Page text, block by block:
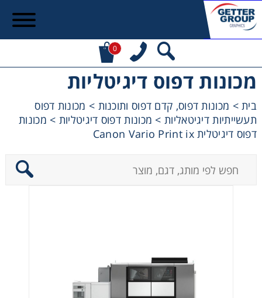
0
מכונות דפוס דיגיטליות
בית> מכונות דפוס, קדם דפוס ותוכנות > מכונות דפוס
תעשייתיות דיגיטאליות> מכונות דפוס דיגיטליות > מכונות
דפוס דיגיטלית Canon Vario Print ix